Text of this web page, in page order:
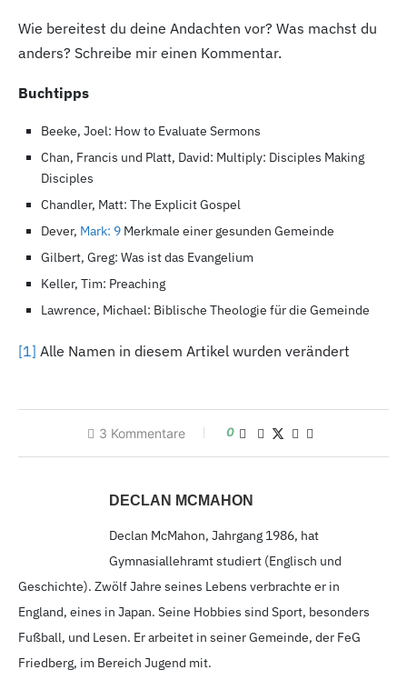
Wie bereitest du deine Andachten vor? Was machst du
anders? Schreibe mir einen Kommentar.
Buchtipps
Beeke, Joel: How to Evaluate Sermons
Chan, Francis und Platt, David: Multiply: Disciples Making
Disciples
Chandler, Matt: The Explicit Gospel
Dever, Mark: 9 Merkmale einer gesunden Gemeinde
Gilbert, Greg: Was ist das Evangelium
Keller, Tim: Preaching
Lawrence, Michael: Biblische Theologie für die Gemeinde
[1] Alle Namen in diesem Artikel wurden verändert
3 Kommentare 0
DECLAN MCMAHON
Declan McMahon, Jahrgang 1986, hat
Gymnasiallehramt studiert (Englisch und
Geschichte). Zwölf Jahre seines Lebens verbrachte er in
England, eines in Japan. Seine Hobbies sind Sport, besonders
Fußball, und Lesen. Er arbeitet in seiner Gemeinde, der FeG
Friedberg, im Bereich Jugend mit.